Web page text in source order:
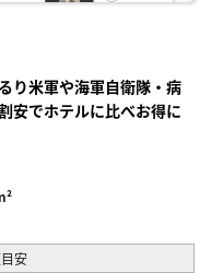
り米軍や海軍自衛隊・病
安でホテルに比べお得に
安